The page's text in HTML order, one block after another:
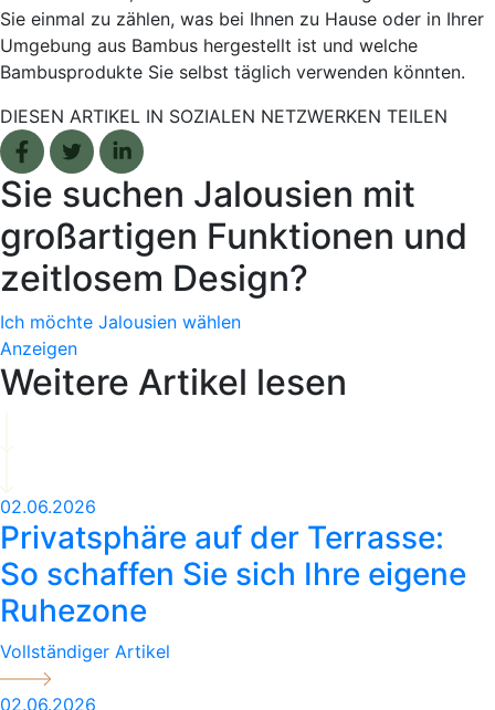
Sie einmal zu zählen, was bei Ihnen zu Hause oder in Ihrer
Umgebung aus Bambus hergestellt ist und welche
Bambusprodukte Sie selbst täglich verwenden könnten.
DIESEN ARTIKEL IN SOZIALEN NETZWERKEN TEILEN
Facebook share
Tweet Linkedin share
Sie suchen Jalousien mit
großartigen Funktionen und
zeitlosem Design?
Ich möchte Jalousien wählen
Anzeigen
Weitere Artikel lesen
02.06.2026
Privatsphäre auf der Terrasse:
So schaffen Sie sich Ihre eigene
Ruhezone
Vollständiger Artikel
02.06.2026